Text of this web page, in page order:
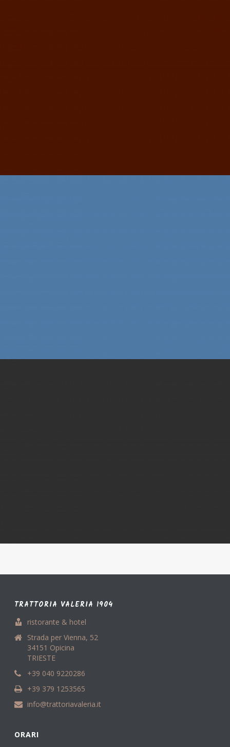
TRATTORIA VALERIA 1904
ristorante & hotel
Strada per Vienna, 52
34151 Opicina
TRIESTE
+39 040 9220286
+39 379 1253565
info@trattoriavaleria.it
ORARI